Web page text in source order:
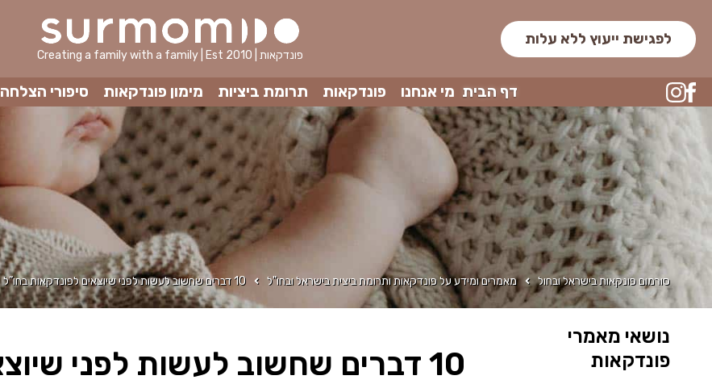
לפגישת ייעוץ ללא עלות
Creating a family with a family | Est 2010 | פונדקאות
דף הבית מי אנחנו פונדקאות תרומת ביציות מימון פונדקאות סיפורי הצלחה
סורמום פונקאות בישראל ובחול מאמרים ומידע על פונדקאות ותרומת ביצית בישראל ובחו"ל 10 דברים שחשוב לעשות לפני שיוצאים לפונדקאות בחו”ל
10 דברים שחשוב לעשות לפני שיוצאים לפונדקאות בחו”ל
נושאי מאמרי
פונדקאות